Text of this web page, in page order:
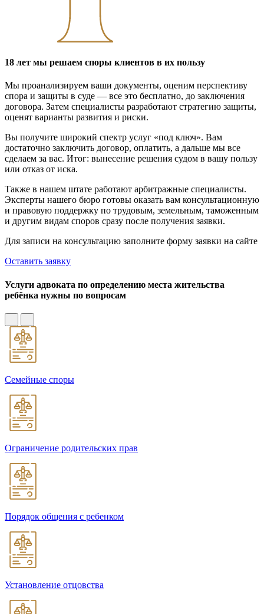
18 лет мы решаем споры клиентов в их пользу
Мы проанализируем ваши документы, оценим перспективу
спора и защиты в суде — все это бесплатно, до заключения
договора. Затем специалисты разработают стратегию защиты,
оценят варианты развития и риски.
Вы получите широкий спектр услуг «под ключ». Вам
достаточно заключить договор, оплатить, а дальше мы все
сделаем за вас. Итог: вынесение решения судом в вашу пользу
или отказ от иска.
Также в нашем штате работают арбитражные специалисты.
Эксперты нашего бюро готовы оказать вам консультационную
и правовую поддержку по трудовым, земельным, таможенным
и другим видам споров сразу после получения заявки.
Для записи на консультацию заполните форму заявки на сайте
Оставить заявку
Услуги адвоката по определению места жительства
ребёнка нужны по вопросам
Семейные споры
Ограничение родительских прав
Порядок общения с ребенком
Установление отцовства